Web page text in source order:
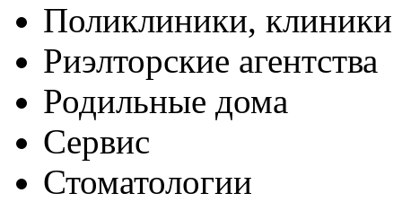
Поликлиники, клиники
Риэлторские агентства
Родильные дома
Сервис
Стоматологии